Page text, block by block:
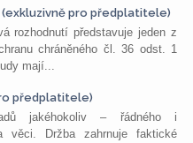
pro předplatitele)
rozhodnutí představuje jeden z
chráněného čl. 36 odst. 1
mají...
předplatitele)
jakéhokoliv – řádného i
věci. Držba zahrnuje faktické